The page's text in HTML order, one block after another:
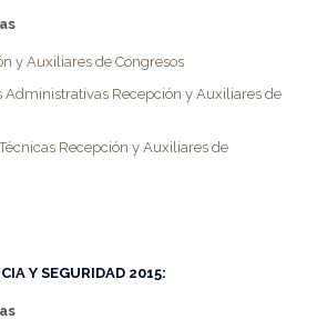
y Auxiliares de Congresos
Administrativas Recepción y Auxiliares de
Recepción y Auxiliares de
Y SEGURIDAD 2015: